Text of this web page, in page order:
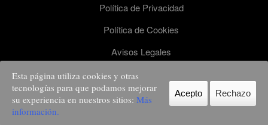
Política de Privacidad
Política de Cookies
Avisos Legales
Lawyerpress - todos los derechos reservados. Nº de registro ISSN 2659-9244.
info@lawyerpress.com Lawyerpress es una publicación del grupo STRONG element -
consultora de Gestión de Reputación
FacebookTwitterLinkedInEmail WhatsAppTelegram
Esta página utiliza cookies y otras
tecnologías para que podamos mejorar
su experiencia en nuestros sitios: Más
información.
Acepto Rechazo